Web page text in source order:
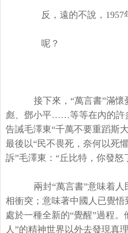
反，遠的不說，1957
呢？
接下來，“萬言書”滿懷
彪、鄧小平……等等在內的許
告誡毛澤東“千萬不要重蹈斯
最後以“民不畏死，奈何以死
訴”毛澤東：“丘比特，你發怒
兩封“萬言書”意味着人
相衝突；意味著中國人已覺
處於一種全新的“覺醒”過程
人”的精神世界以外去發現真